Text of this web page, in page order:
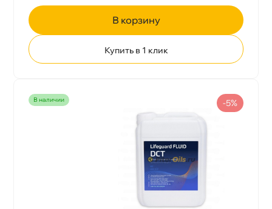
корзину
Купить в 1 клик
наличии -5%